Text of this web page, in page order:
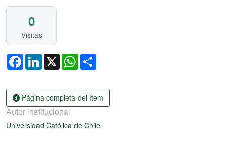
0
Visitas
FacebookLinkedIn
X WhatsApp
Página completa del ítem
Autor institucional
Universidad Católica de Chile